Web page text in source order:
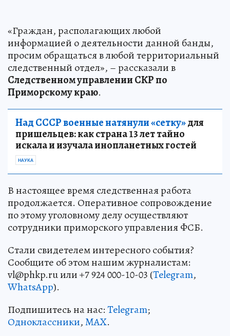
«Граждан, располагающих любой
информацией о деятельности данной банды,
просим обращаться в любой территориальный
следственный отдел», – рассказали в
Следственном управлении СКР по
Приморскому краю.
Над СССР военные натянули «сетку»для
пришельцев: как страна 13 лет тайно
искала и изучала инопланетных гостей
НАУКА
В настоящее время следственная работа
продолжается. Оперативное сопровождение
по этому уголовному делу осуществляют
сотрудники приморского управления ФСБ.
Стали свидетелем интересного события?
Сообщите об этом нашим журналистам:
vl@phkp.ru или +7 924 000-10-03 (Telegram,
WhatsApp).
Подпишитесь на нас:Telegram;
Одноклассники,MAX.